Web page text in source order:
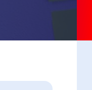
Business Analytics
Governance and
Management